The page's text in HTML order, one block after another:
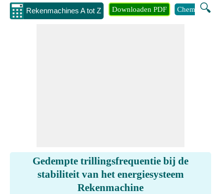
Rekenmachines A tot Z 🔍
Downloaden PDF Chemie
Gedempte trillingsfrequentie bij de
stabiliteit van het energiesysteem
Rekenmachine